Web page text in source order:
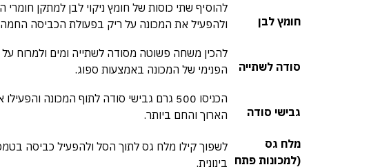
חומץ לבן
להוסיף שתי כוסות של חומץ ניקוי לבן למתקן חומרי
ולהפעיל את המכונה על ריק בפעולת הכביסה החמה
סודה לשתייה
להכין משחה פשוטה מסודה לשתייה ומים ולמרוח
הפנימי של המכונה באמצעות ספוג.
גבישי סודה
הכניסו 500 גרם גבישי סודה לתוף המכונה
הארוך והחם ביותר.
מלח גס
(למכונות פתח
לשפוך קילו מלח גס לתוך הסל ולהפעיל כביסה
בינונית.